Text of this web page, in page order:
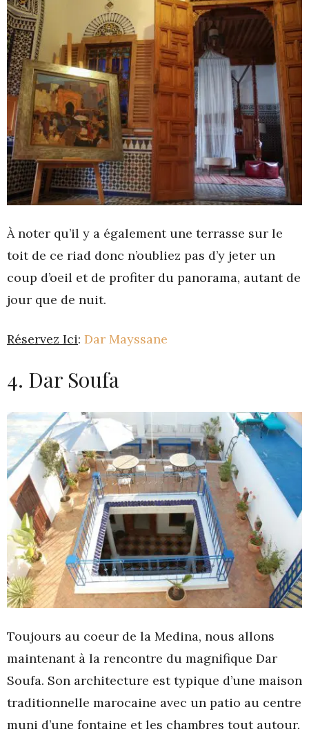
À noter qu’il y a également une terrasse sur le
toit de ce riad donc n’oubliez pas d’y jeter un
coup d’oeil et de profiter du panorama, autant de
jour que de nuit.
Réservez Ici: Dar Mayssane
4. Dar Soufa
Toujours au coeur de la Medina, nous allons
maintenant à la rencontre du magnifique Dar
Soufa. Son architecture est typique d’une maison
traditionnelle marocaine avec un patio au centre
muni d’une fontaine et les chambres tout autour.